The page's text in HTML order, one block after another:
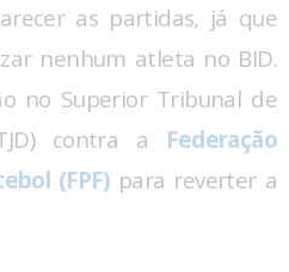
as partidas, já que
nenhum atleta no BID.
no Superior Tribunal de
contra a Federação
(FPF) para reverter a